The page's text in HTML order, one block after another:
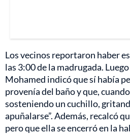
Los vecinos reportaron haber
las 3:00 de la madrugada.
Mohamed indicó que sí había
provenía del baño y que,
sosteniendo un cuchillo,
apuñalarse”. Además, recalcó
pero que ella se encerró en la